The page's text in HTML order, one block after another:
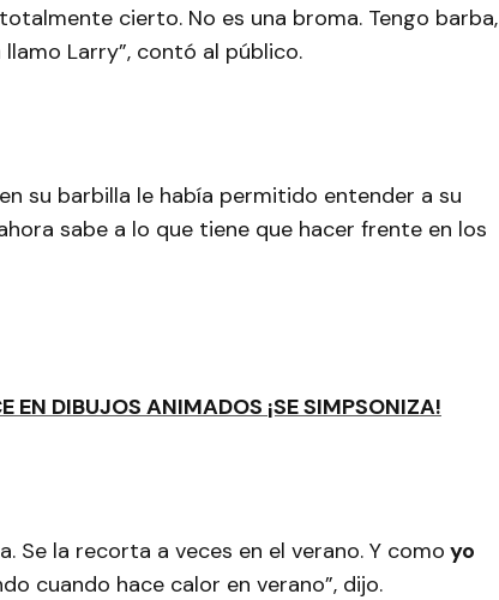
cierto. No es una broma. Tengo barba,
Larry”, contó al público.
su barbilla le había permitido entender a su
sabe a lo que tiene que hacer frente en los
EN DIBUJOS ANIMADOS ¡SE SIMPSONIZA!
Se la recorta a veces en el verano. Y como yo
cuando hace calor en verano”, dijo.